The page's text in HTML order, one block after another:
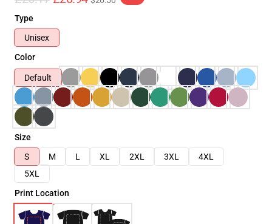
Type
Unisex
Color
Default
Size
S
M L XL 2XL 3XL
4XL
5XL
Print Location